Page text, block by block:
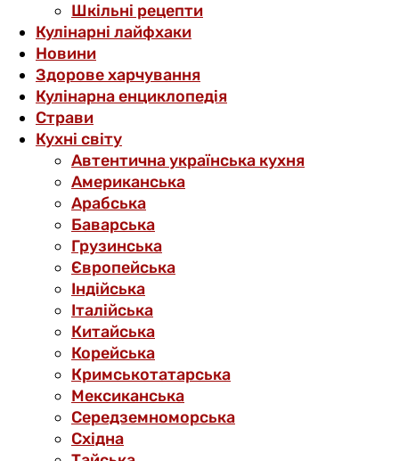
Шкільні рецепти
Кулінарні лайфхаки
Новини
Здорове харчування
Кулінарна енциклопедія
Страви
Кухні світу
Автентична українська кухня
Американська
Арабська
Баварська
Грузинська
Європейська
Індійська
Італійська
Китайська
Корейська
Кримськотатарська
Мексиканська
Середземноморська
Східна